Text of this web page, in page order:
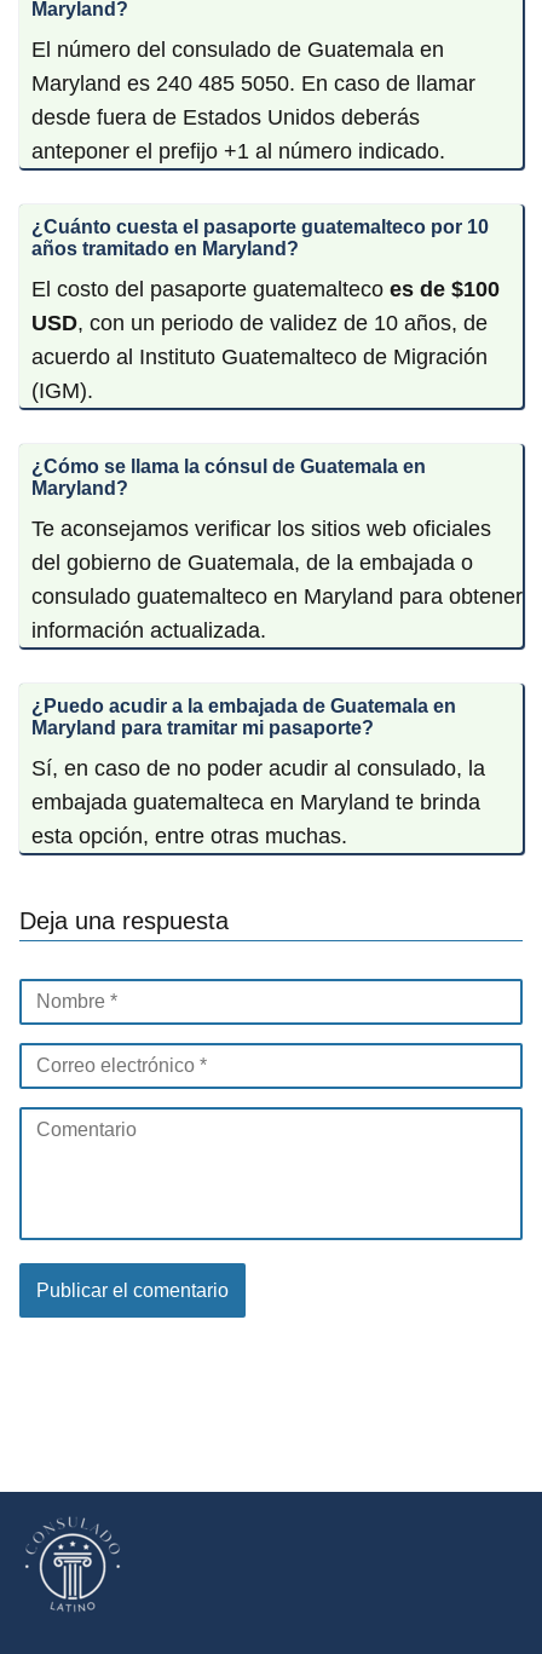
Maryland?
El número del consulado de Guatemala en
Maryland es 240 485 5050. En caso de llamar
desde fuera de Estados Unidos deberás
anteponer el prefijo +1 al número indicado.
¿Cuánto cuesta el pasaporte guatemalteco por 10
años tramitado en Maryland?
El costo del pasaporte guatemalteco es de $100
USD, con un periodo de validez de 10 años, de
acuerdo al Instituto Guatemalteco de Migración
(IGM).
¿Cómo se llama la cónsul de Guatemala en
Maryland?
Te aconsejamos verificar los sitios web oficiales
del gobierno de Guatemala, de la embajada o
consulado guatemalteco en Maryland para obtener
información actualizada.
¿Puedo acudir a la embajada de Guatemala en
Maryland para tramitar mi pasaporte?
Sí, en caso de no poder acudir al consulado, la
embajada guatemalteca en Maryland te brinda
esta opción, entre otras muchas.
Deja una respuesta